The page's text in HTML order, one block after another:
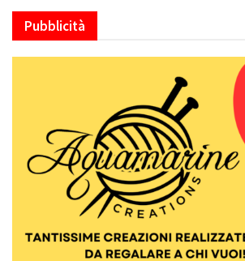
Pubblicità